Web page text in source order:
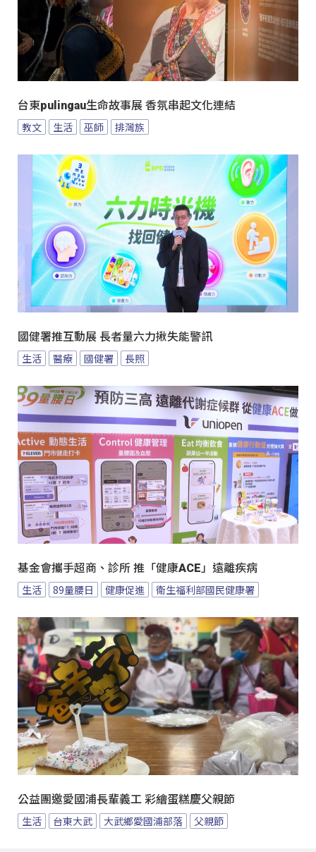
台東pulingau生命故事展 香氛串起文化連結
教文 生活 巫師 排灣族
國健署推互動展 長者量六力揪失能警訊
生活 醫療 國健署 長照
基金會攜手超商、診所 推「健康ACE」遠離疾病
生活 89量腰日 健康促進 衛生福利部國民健康署
公益團邀愛國浦長輩義工 彩繪蛋糕慶父親節
生活 台東大武 大武鄉愛國浦部落 父親節